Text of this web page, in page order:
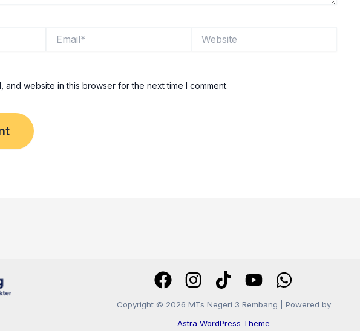
and website in this browser for the next time I comment.
Copyright © 2026 MTs Negeri 3 Rembang | Powered by
Astra WordPress Theme